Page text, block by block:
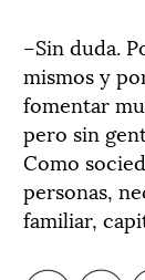
–Sin duda.
mismos y
fomentar
pero sin
Como
personas,
familiar,